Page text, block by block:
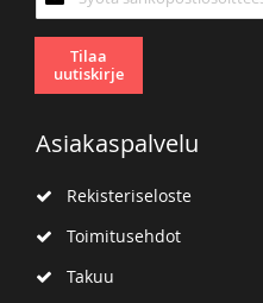
uutiskirjeemme:
Tilaa
uutiskirje
Asiakaspalvelu
Rekisteriseloste
Toimitusehdot
Takuu